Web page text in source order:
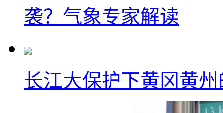
袭？气象专家解读
长江大保护下黄冈黄